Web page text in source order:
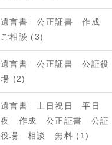
遺言書 公正証書 作成
ご相談 (3)
遺言書 公正証書 公証役
場 (2)
遺言書 土日祝日 平日
夜 作成 公正証書 公証
役場 相談 無料 (1)